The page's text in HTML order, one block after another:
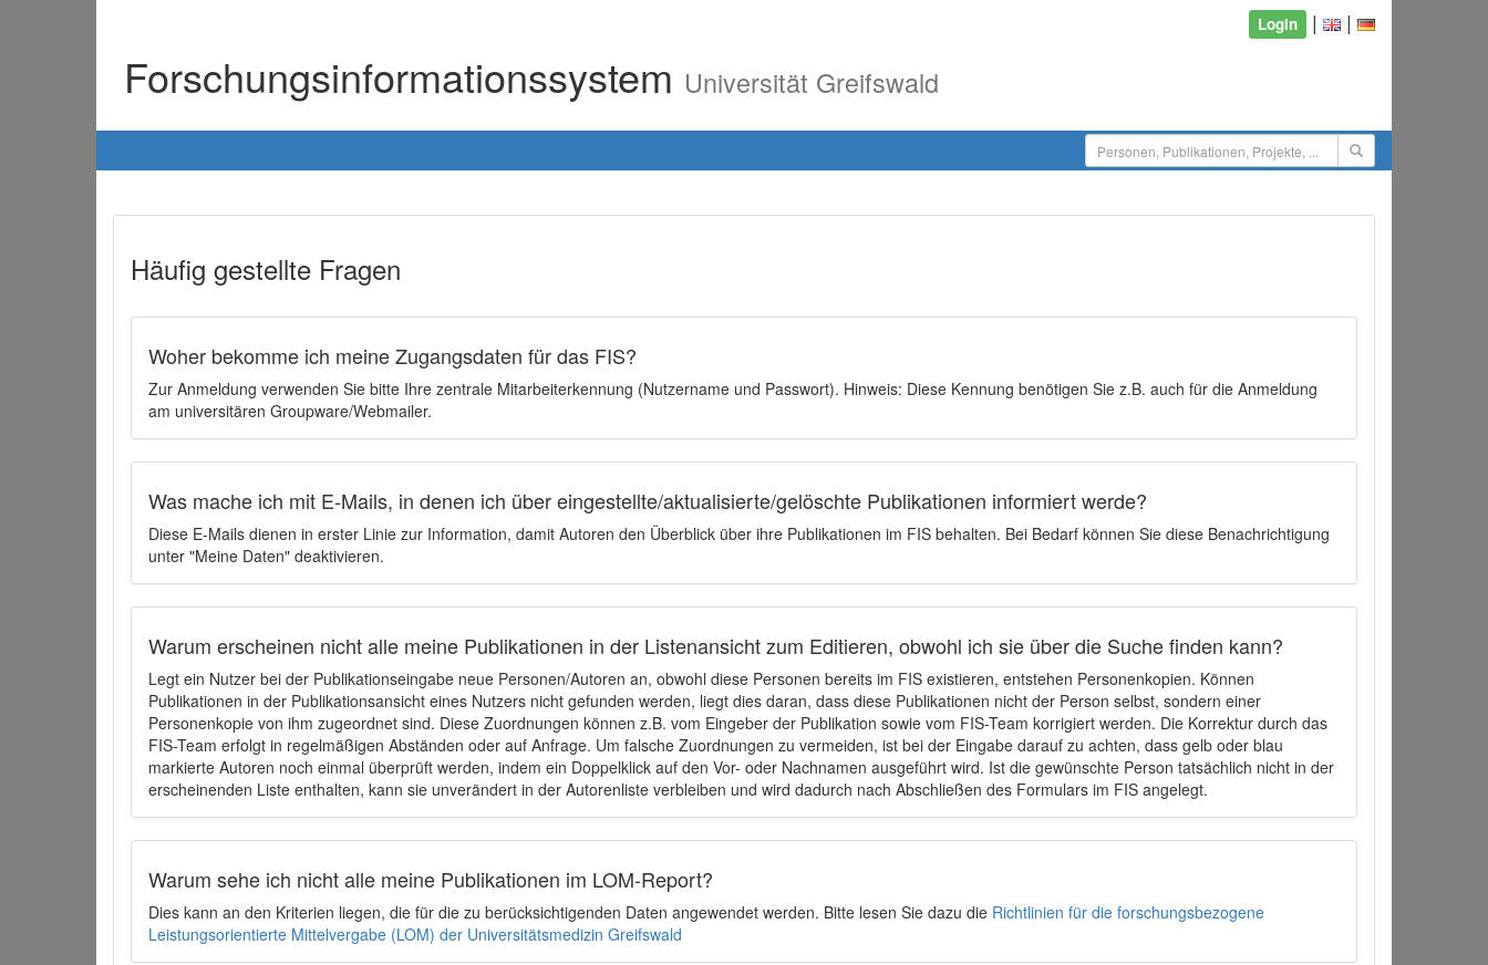
Login | |
Forschungsinformationssystem Universität Greifswald
Häufig gestellte Fragen
Woher bekomme ich meine Zugangsdaten für das FIS?
Zur Anmeldung verwenden Sie bitte Ihre zentrale Mitarbeiterkennung (Nutzername und Passwort). Hinweis: Diese Kennung benötigen Sie z.B. auch für die Anmeldung
am universitären Groupware/Webmailer.
Was mache ich mit E-Mails, in denen ich über eingestellte/aktualisierte/gelöschte Publikationen informiert werde?
Diese E-Mails dienen in erster Linie zur Information, damit Autoren den Überblick über ihre Publikationen im FIS behalten. Bei Bedarf können Sie diese Benachrichtigung
unter "Meine Daten" deaktivieren.
Warum erscheinen nicht alle meine Publikationen in der Listenansicht zum Editieren, obwohl ich sie über die Suche finden kann?
Legt ein Nutzer bei der Publikationseingabe neue Personen/Autoren an, obwohl diese Personen bereits im FIS existieren, entstehen Personenkopien. Können
Publikationen in der Publikationsansicht eines Nutzers nicht gefunden werden, liegt dies daran, dass diese Publikationen nicht der Person selbst, sondern einer
Personenkopie von ihm zugeordnet sind. Diese Zuordnungen können z.B. vom Eingeber der Publikation sowie vom FIS-Team korrigiert werden. Die Korrektur durch das
FIS-Team erfolgt in regelmäßigen Abständen oder auf Anfrage. Um falsche Zuordnungen zu vermeiden, ist bei der Eingabe darauf zu achten, dass gelb oder blau
markierte Autoren noch einmal überprüft werden, indem ein Doppelklick auf den Vor- oder Nachnamen ausgeführt wird. Ist die gewünschte Person tatsächlich nicht in der
erscheinenden Liste enthalten, kann sie unverändert in der Autorenliste verbleiben und wird dadurch nach Abschließen des Formulars im FIS angelegt.
Warum sehe ich nicht alle meine Publikationen im LOM-Report?
Dies kann an den Kriterien liegen, die für die zu berücksichtigenden Daten angewendet werden. Bitte lesen Sie dazu die Richtlinien für die forschungsbezogene
Leistungsorientierte Mittelvergabe (LOM) der Universitätsmedizin Greifswald